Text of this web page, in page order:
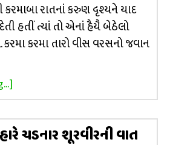
કરમાબા રાતનાં કરુણ દૃશ્યને યાદ
હતીં ત્યાં તો એનાં હૈયૈ બેઠેલો
કરમા તારો વીસ વરસનો જવાન
ચડનાર શૂરવીરની વાત